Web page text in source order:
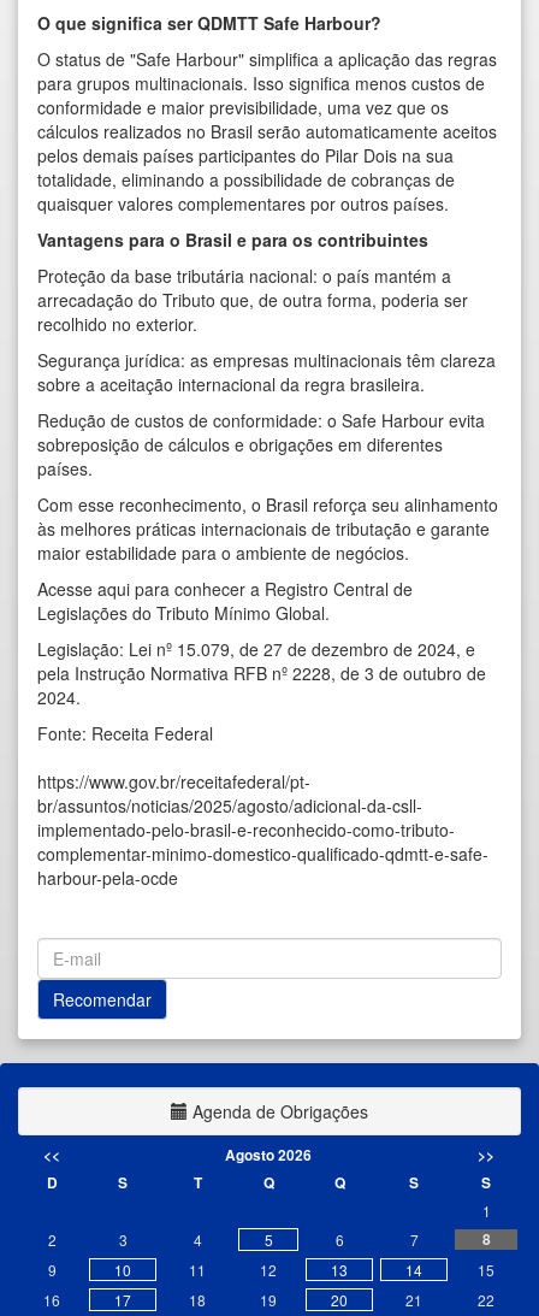
O que significa ser QDMTT Safe Harbour?
O status de "Safe Harbour" simplifica a aplicação das regras
para grupos multinacionais. Isso significa menos custos de
conformidade e maior previsibilidade, uma vez que os
cálculos realizados no Brasil serão automaticamente aceitos
pelos demais países participantes do Pilar Dois na sua
totalidade, eliminando a possibilidade de cobranças de
quaisquer valores complementares por outros países.
Vantagens para o Brasil e para os contribuintes
Proteção da base tributária nacional: o país mantém a
arrecadação do Tributo que, de outra forma, poderia ser
recolhido no exterior.
Segurança jurídica: as empresas multinacionais têm clareza
sobre a aceitação internacional da regra brasileira.
Redução de custos de conformidade: o Safe Harbour evita
sobreposição de cálculos e obrigações em diferentes
países.
Com esse reconhecimento, o Brasil reforça seu alinhamento
às melhores práticas internacionais de tributação e garante
maior estabilidade para o ambiente de negócios.
Acesse aqui para conhecer a Registro Central de
Legislações do Tributo Mínimo Global.
Legislação: Lei nº 15.079, de 27 de dezembro de 2024, e
pela Instrução Normativa RFB nº 2228, de 3 de outubro de
2024.
Fonte: Receita Federal
https://www.gov.br/receitafederal/pt-
br/assuntos/noticias/2025/agosto/adicional-da-csll-
implementado-pelo-brasil-e-reconhecido-como-tributo-
complementar-minimo-domestico-qualificado-qdmtt-e-safe-
harbour-pela-ocde
Agenda de Obrigações
<< Agosto 2026
>>
D
S T Q Q S S
1
2
3 4 5 6 7 8
9 10 11 12 13 14
15
16
17 18 19 20 21
22